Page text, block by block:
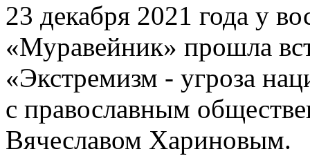
23 декабря 2021 года у
«Муравейник» прошла
«Экстремизм - угроза
с православным
Вячеславом Хариновым.